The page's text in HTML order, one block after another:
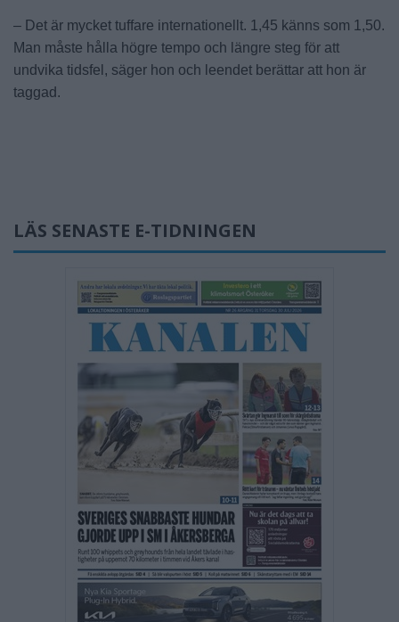
– Det är mycket tuffare internationellt. 1,45 känns som 1,50.
Man måste hålla högre tempo och längre steg för att
undvika tidsfel, säger hon och leendet berättar att hon är
taggad.
LÄS SENASTE E-TIDNINGEN